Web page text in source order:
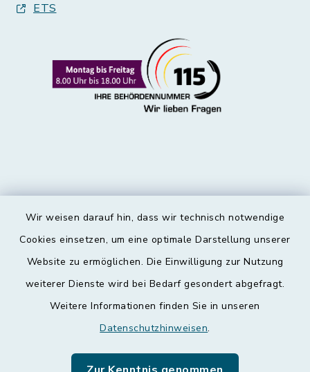
Wir weisen darauf hin, dass wir technisch notwendige
Cookies einsetzen, um eine optimale Darstellung unserer
Website zu ermöglichen. Die Einwilligung zur Nutzung
weiterer Dienste wird bei Bedarf gesondert abgefragt.
Weitere Informationen finden Sie in unseren
Datenschutzhinweisen.
ETS
Kontakt
Datenschutz